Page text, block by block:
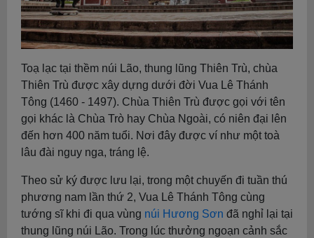
Toạ lạc tại thềm núi Lão, thung lũng Thiên Trù, chùa
Thiên Trù được xây dựng dưới đời Vua Lê Thánh
Tông (1460 - 1497). Chùa Thiên Trù được gọi với tên
gọi khác là Chùa Trò hay Chùa Ngoài, có niên đại lên
đến hơn 400 năm tuổi. Nơi đây được ví như một toà
lâu đài nguy nga, tráng lệ.
Theo sử ký được lưu lại, trong một chuyến đi tuần thú
phương nam lần thứ 2, Vua Lê Thánh Tông cùng
tướng sĩ khi đi qua vùng núi Hương Sơn đã nghỉ lại tại
thung lũng núi Lão. Trong lúc thưởng ngoạn cảnh sắc